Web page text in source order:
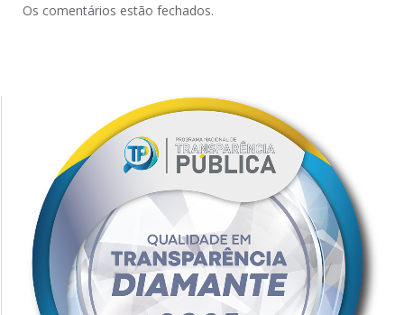
Os comentários estão fechados.